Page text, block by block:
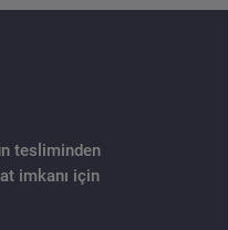
tesliminden
imkanı için